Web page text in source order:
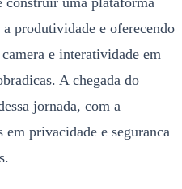
produtividade e oferecendo
e interatividade em
A chegada do
jornada, com a
em privacidade e seguranca